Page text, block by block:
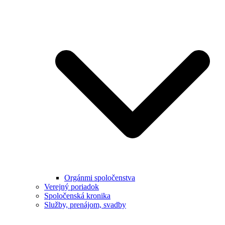
Orgánmi spoločenstva
Verejný poriadok
Spoločenská kronika
Služby, prenájom, svadby